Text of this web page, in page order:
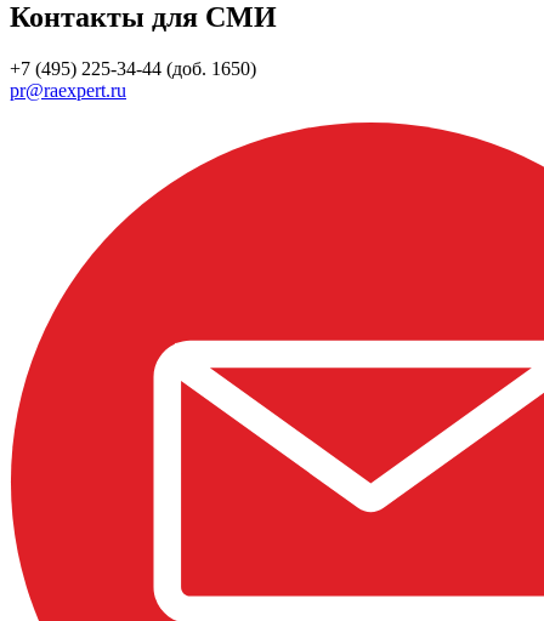
Контакты для СМИ
+7 (495) 225-34-44 (доб. 1650)
pr@raexpert.ru